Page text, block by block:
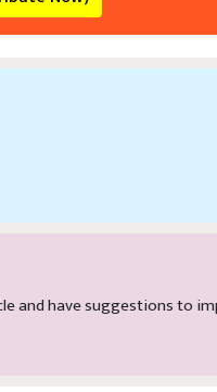
and have suggestions to